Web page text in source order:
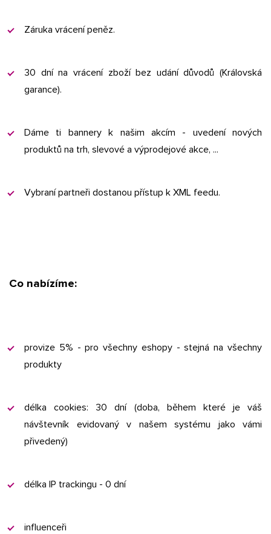
Záruka vrácení peněz.
30 dní na vrácení zboží bez udání důvodů (Královská
garance).
Dáme ti bannery k našim akcím - uvedení nových
produktů na trh, slevové a výprodejové akce, ...
Vybraní partneři dostanou přístup k XML feedu.
Co nabízíme:
provize 5% - pro všechny eshopy - stejná na všechny
produkty
délka cookies: 30 dní (doba, během které je váš
návštevník evidovaný v našem systému jako vámi
přivedený)
délka IP trackingu - 0 dní
influenceři